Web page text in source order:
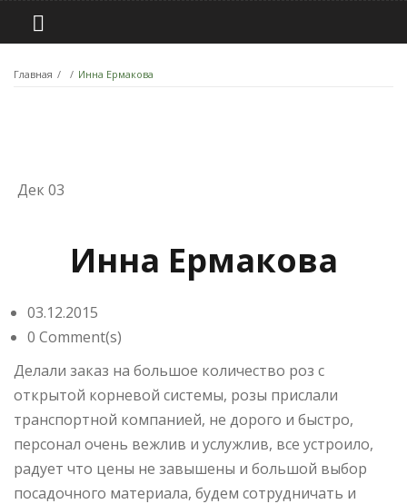
Главная / / Инна Ермакова
Дек 03
Инна Ермакова
03.12.2015
0 Comment(s)
Делали заказ на большое количество роз с
открытой корневой системы, розы прислали
транспортной компанией, не дорого и быстро,
персонал очень вежлив и услужлив, все устроило,
радует что цены не завышены и большой выбор
посадочного материала, будем сотрудничать и